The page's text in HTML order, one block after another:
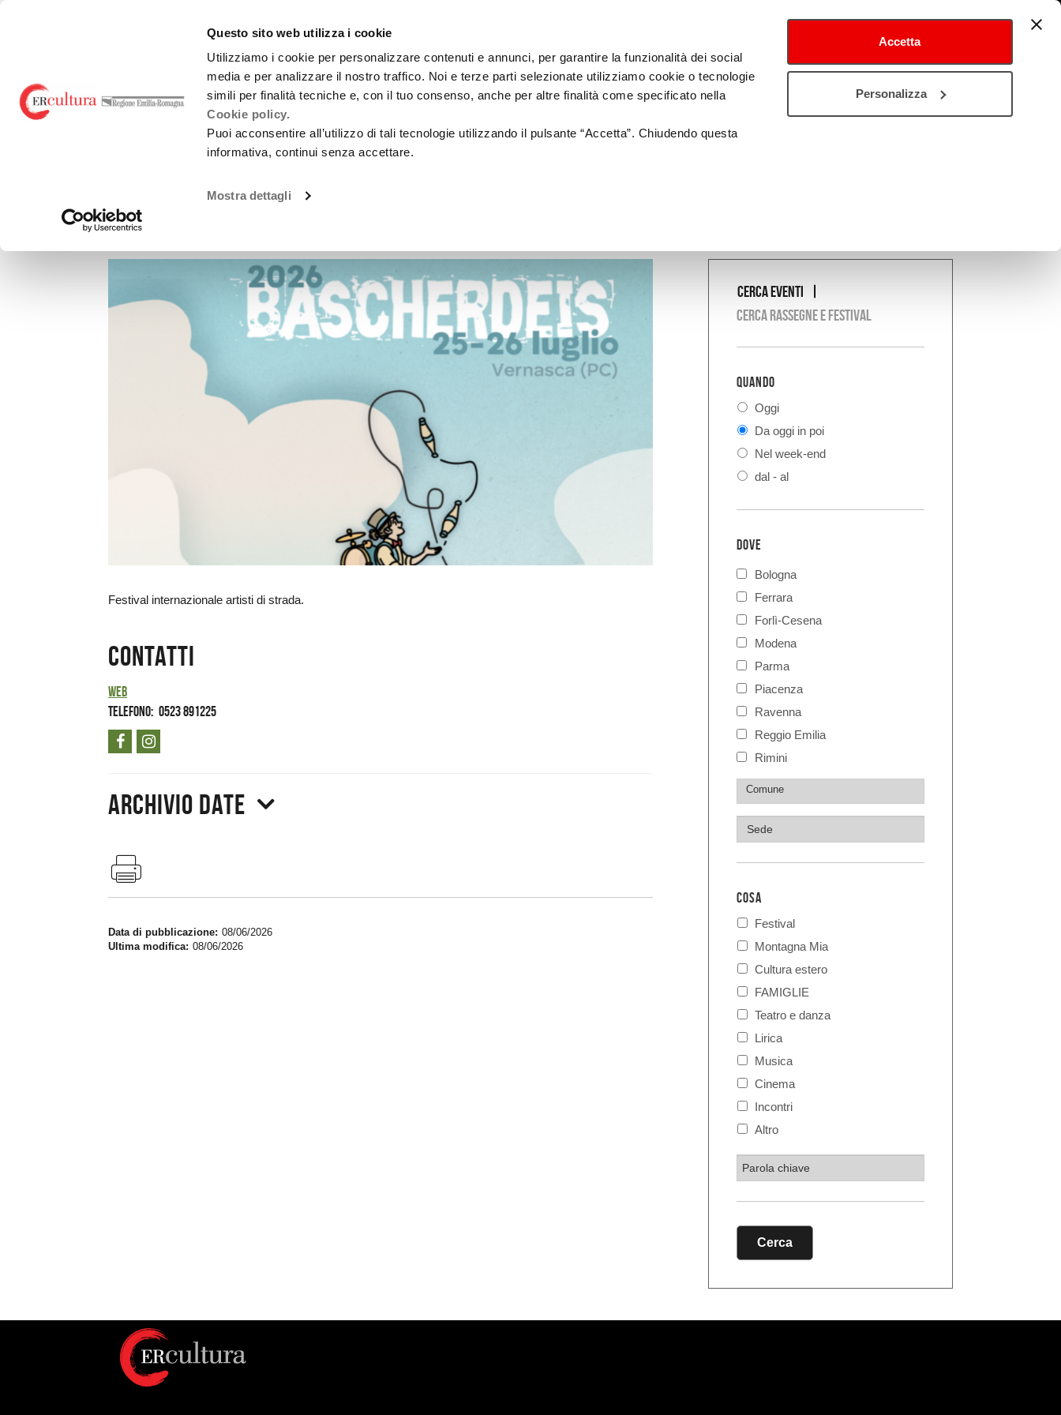
Questo sito web utilizza i cookie
Utilizziamo i cookie per personalizzare contenuti e annunci, per garantire la funzionalità dei social
media e per analizzare il nostro traffico. Noi e terze parti selezionate utilizziamo cookie o tecnologie
simili per finalità tecniche e, con il tuo consenso, anche per altre finalità come specificato nella
Cookie policy.
Puoi acconsentire all’utilizzo di tali tecnologie utilizzando il pulsante “Accetta”. Chiudendo questa
informativa, continui senza accettare.
Mostra dettagli
Accetta
Personalizza
Torna
Cerca
Salta
Salta
emiliaromagnacultura/cartellone
Teatro e danza Lirica Musica Cinema Festival Cultura estero
cura
Cultura
Paesaggio
Bascherdeis 2026
Festival internazionale artisti di strada.
Contatti
Web
Telefono 0523 891225
Archivio date
Data di pubblicazione
08/06/2026
Ultima modifica
08/06/2026
COSA
Cerca eventi
Cerca rassegne e festival
QUANDO
Oggi
Da oggi in poi
Nel week-end
dal - al
DOVE
Bologna
Ferrara
Forlì-Cesena
Modena
Parma
Piacenza
Ravenna
Reggio Emilia
Rimini
COSA
Festival
Montagna Mia
Cultura estero
FAMIGLIE
Teatro e danza
Lirica
Musica
Cinema
Incontri
Altro
Cerca